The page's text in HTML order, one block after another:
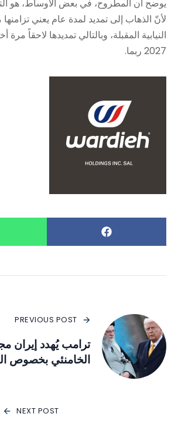
يوضح أن المطروح، في بعض الأوساط، هو
لأنّ الذهاب إلى تمديد لمدة عام يعني تزامنها
النيابية المقبلة، وبالتالي تمديدها لاحقاً مرة
2027 ربما.
PREVIOUS POST
ترامب يُهدد إيران
الخامنئي بخصوص
NEXT POST